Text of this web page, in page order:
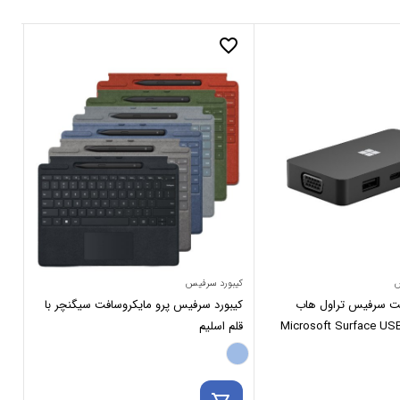
سرفیس تراول هاب
Microsoft Surface
favorite_border
کیبورد سرفیس
کیبورد سرفیس پرو مایکروسافت سیگنچر با
قلم اسلیم